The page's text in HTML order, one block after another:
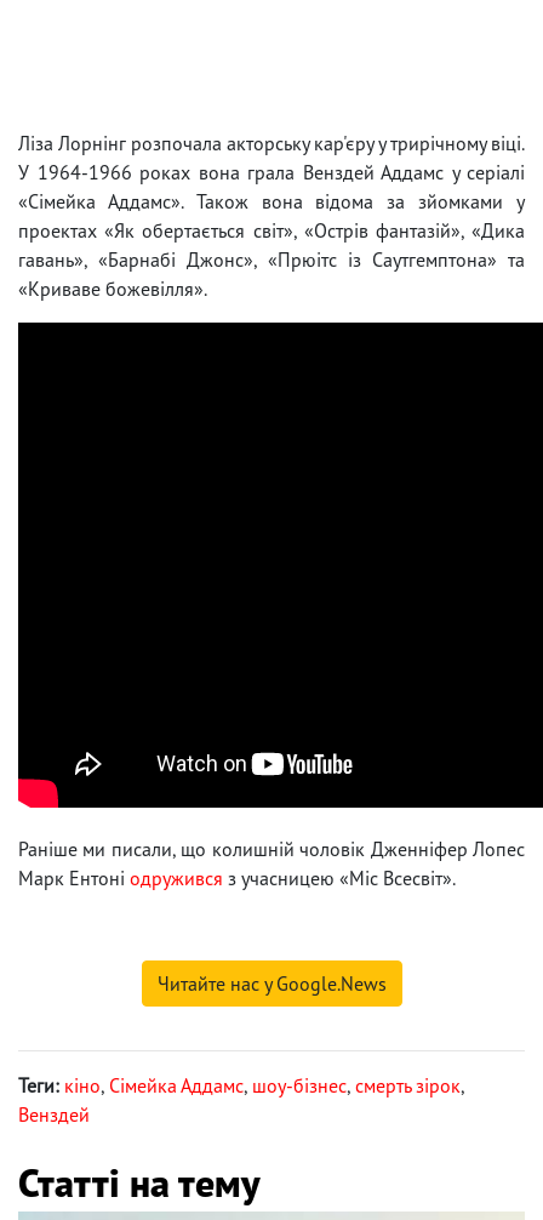
Ліза Лорнінг розпочала акторську кар'єру у трирічному віці.
У 1964-1966 роках вона грала Венздей Аддамс у серіалі
«Сімейка Аддамс». Також вона відома за зйомками у
проектах «Як обертається світ», «Острів фантазій», «Дика
гавань», «Барнабі Джонс», «Прюітс із Саутгемптона» та
«Криваве божевілля».
Раніше ми писали, що колишній чоловік Дженніфер Лопес
Марк Ентоні одружився з учасницею «Міс Всесвіт».
Читайте нас у Google.News
Теги: кіно, Сімейка Аддамс, шоу-бізнес, смерть зірок,
Венздей
Статті на тему